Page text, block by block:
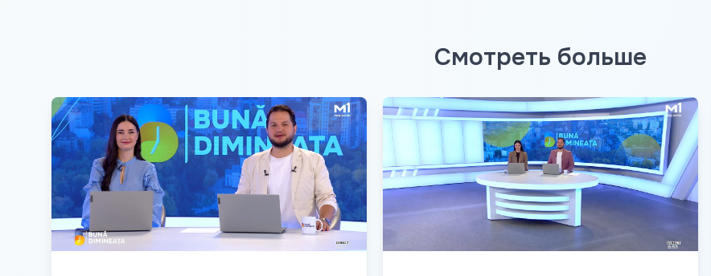
Смотреть больше